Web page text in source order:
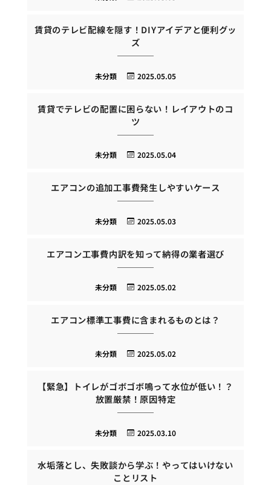
賃貸のテレビ配線を隠す！DIYアイデアと便利グッ
ズ
2025.05.05
未分類
賃貸でテレビの配置に困らない！レイアウトのコ
ツ
2025.05.04
未分類
エアコンの追加工事費発生しやすいケース
2025.05.03
未分類
エアコン工事費内訳を知って納得の業者選び
2025.05.02
未分類
エアコン標準工事費に含まれるものとは？
2025.05.02
未分類
【緊急】トイレがゴボゴボ鳴って水位が低い！？
放置厳禁！原因特定
2025.03.10
未分類
水垢落とし、失敗談から学ぶ！やってはいけない
ことリスト